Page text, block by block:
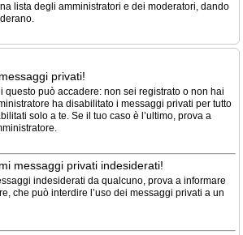
lista degli amministratori e dei moderatori, dando
privati!
questo può accadere: non sei registrato o non hai
ha disabilitato i messaggi privati per tutto
solo a te. Se il tuo caso è l’ultimo, prova a
messaggi privati indesiderati!
indesiderati da qualcuno, prova a informare
che può interdire l’uso dei messaggi privati a un